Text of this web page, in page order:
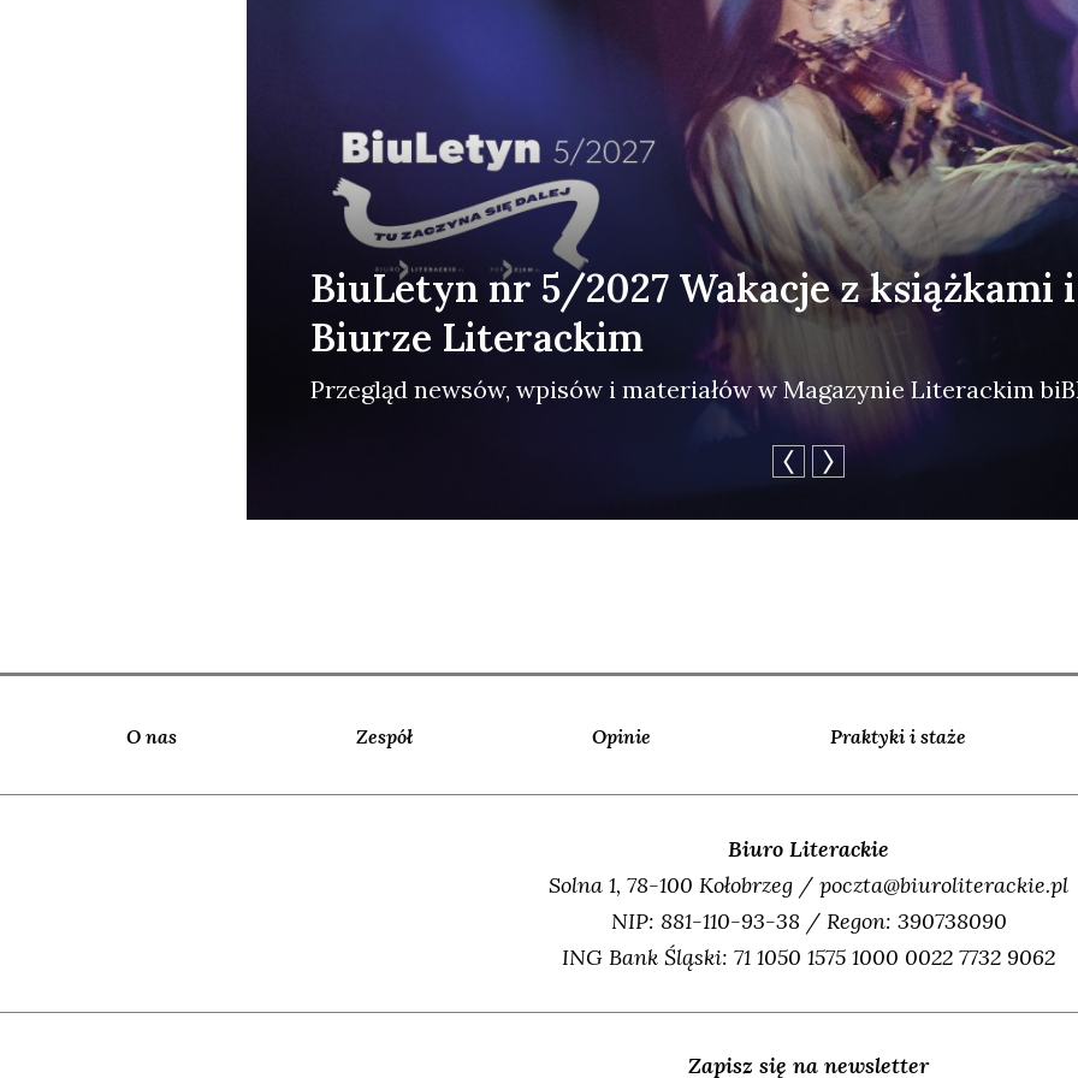
BiuLetyn nr 5/2027 Wakacje z książkami
Biurze Literackim
Prze­gląd new­sów, wpi­sów i mate­ria­łów w Maga­zy­nie Lite­rac­kim
O nas Zespół Opinie Praktyki i staże
Biuro Literackie
Solna 1, 78-100 Kołobrzeg / poczta@biuroliterackie.pl
NIP: 881-110-93-38 / Regon: 390738090
ING Bank Śląski: 71 1050 1575 1000 0022 7732 9062
Zapisz się na newsletter